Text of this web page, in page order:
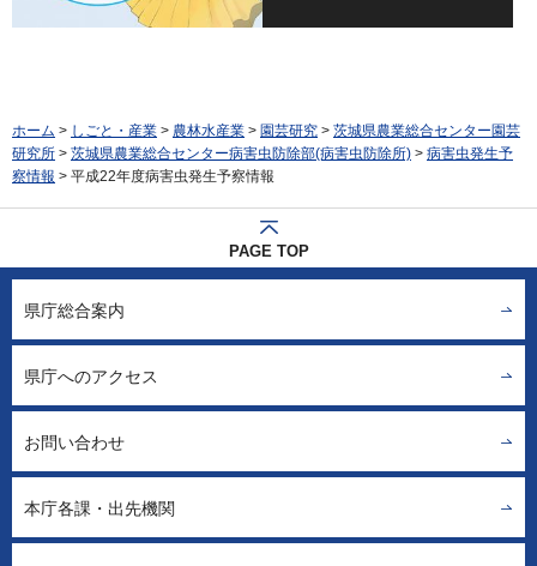
ホーム > しごと・産業 > 農林水産業 > 園芸研究 > 茨城県農業総合センター園芸
研究所 > 茨城県農業総合センター病害虫防除部(病害虫防除所) > 病害虫発生予
察情報 > 平成22年度病害虫発生予察情報
PAGE TOP
県庁総合案内
県庁へのアクセス
お問い合わせ
本庁各課・出先機関